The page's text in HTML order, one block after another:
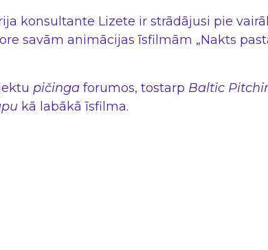
konsultante Lizete ir strādājusi pie
savām animācijas īsfilmām „Nakts
pičinga forumos, tostarp Baltic
kā labākā īsfilma.